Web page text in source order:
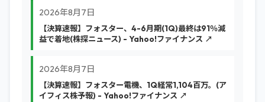
2026年8月7日
【決算速報】フォスター、4-6月期(1Q)最終は91％減
益で着地(株探ニュース) - Yahoo!ファイナンス ↗
2026年8月7日
【決算速報】フォスター電機、1Q経常1,104百万。(ア
イフィス株予報) - Yahoo!ファイナンス ↗